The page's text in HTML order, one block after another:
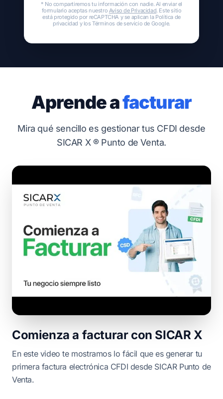
* No compartiremos tu información con nadie. Al enviar el
formulario aceptas nuestro Aviso de Privacidad. Este sitio
está protegido por reCAPTCHA y se aplican la Política de
privacidad y losTérminos de servicio de Google.
Aprende afacturar
Mira qué sencillo es gestionar tus CFDI desde
SICAR X ® Punto de Venta.
Comienza a facturar con SICAR X
En este video te mostramos lo fácil que es generar tu
primera factura electrónica CFDI desde SICAR Punto de
Venta.